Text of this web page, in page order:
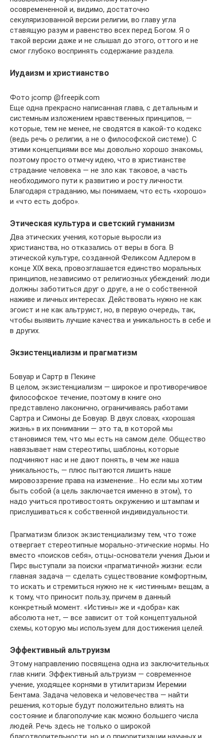
осовремененной и, видимо, достаточно
секуляризованной версии религии, во главу угла
ставящую разум и равенство всех перед Богом. Я о
такой версии даже и не слышал до этого, оттого и не
смог глубоко воспринять содержание раздела.
Иудаизм и христианство
Фото jcomp @freepik.com
Еще одна прекрасно написанная глава, с детальным и
системным изложением нравственных принципов, —
которые, тем не менее, не сводятся в какой-то кодекс
(ведь речь о религии, а не о философской системе). С
этими концепциями все мы довольно хорошо знакомы,
поэтому просто отмечу идею, что в христианстве
страдание человека — не зло как таковое, а часть
необходимого пути к развитию и росту личности.
Благодаря страданию, мы понимаем, что есть «хорошо»
и «что есть добро».
Этическая культура и светский гуманизм
Два этических учения, которые выросли из
христианства, но отказались от веры в бога. В
этической культуре, созданной Феликсом Адлером в
конце XIX века, провозглашается единство моральных
принципов, независимо от религиозных убеждений: люди
должны заботиться друг о друге, а не о собственной
наживе и личных интересах. Действовать нужно не как
эгоист и не как альтруист, но, в первую очередь, так,
чтобы выявить лучшие качества и уникальность в себе и
в других.
Экзистенциализм и прагматизм
Бовуар и Сартр в Пекине
В целом, экзистенциализм — широкое и противоречивое
философское течение, поэтому в книге оно
представлено лаконично, ограничиваясь работами
Сартра и Симоны де Бовуар. В двух словах, «хорошая
жизнь» в их понимании — это та, в которой мы
становимся тем, что мы есть на самом деле. Общество
навязывает нам стереотипы, шаблоны, которые
подчиняют нас и не дают понять, в чем же наша
уникальность, — плюс пытаются лишить наше
мировоззрение права на изменение… Но если мы хотим
быть собой (а цель заключается именно в этом), то
надо учиться противостоять окружению и штампам и
прислушиваться к собственной индивидуальности.
Прагматизм близок экзистенциализму тем, что тоже
отвергает стереотипные морально-этические нормы. Но
вместо «поисков себя», отцы-основатели учения Дьюи и
Пирс выступали за поиски «прагматичной» жизни: если
главная задача — сделать существование комфортным,
то искать и стремиться нужно не к «истинным» вещам, а
к тому, что приносит пользу, причем в данный
конкретный момент. «Истины» же и «добра» как
абсолюта нет, — все зависит от той концептуальной
схемы, которую мы используем для достижения целей.
Эффективный альтруизм
Этому направлению посвящена одна из заключительных
глав книги. Эффективный альтруизм — современное
учение, уходящее корнями в утилитаризм Иеремии
Бентама. Задача человека и человечества — найти
решения, которые будут положительно влиять на
состояние и благополучие как можно большего числа
людей. Речь здесь не только о широкой